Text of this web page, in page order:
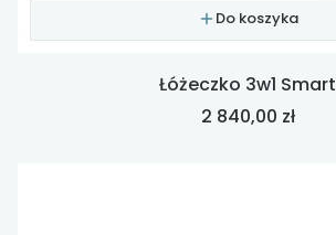
Do koszyka
Łóżeczko 3w1 Smart
Cena
2 840,00 zł